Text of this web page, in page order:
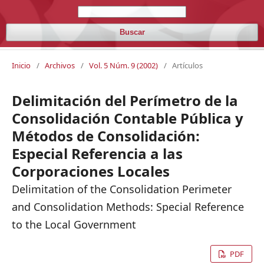
Buscar
Inicio / Archivos / Vol. 5 Núm. 9 (2002) / Artículos
Delimitación del Perímetro de la
Consolidación Contable Pública y
Métodos de Consolidación:
Especial Referencia a las
Corporaciones Locales
Delimitation of the Consolidation Perimeter
and Consolidation Methods: Special Reference
to the Local Government
PDF